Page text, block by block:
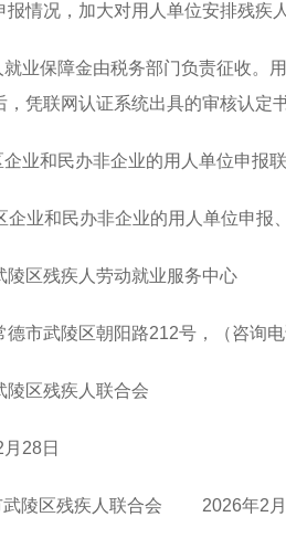
报情况，加大对用人单位安排残疾
业保障金由税务部门负责征收。
，凭联网认证系统出具的审核认定
企业和民办非企业的用人单位申报
企业和民办非企业的用人单位申报
陵区残疾人劳动就业服务中心
德市武陵区朝阳路212号 ， （咨询
陵区残疾人联合会
月28日
武陵区残疾人联合会 2026年2月